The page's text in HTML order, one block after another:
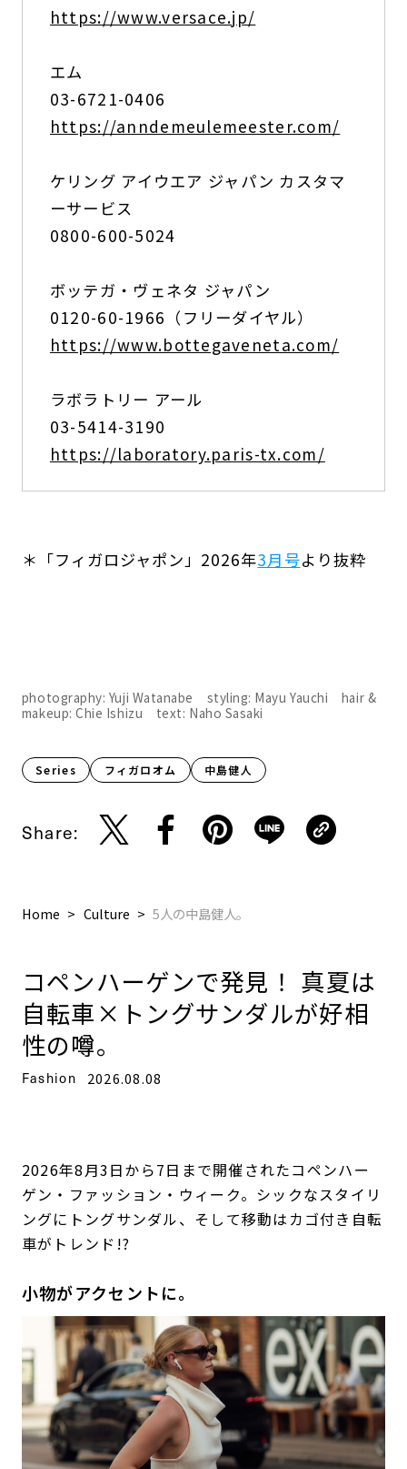
https://www.versace.jp/
エム
03-6721-0406
https://anndemeulemeester.com/
ケリング アイウエア ジャパン カスタマ
ーサービス
0800-600-5024
ボッテガ・ヴェネタ ジャパン
0120-60-1966（フリーダイヤル）
https://www.bottegaveneta.com/
ラボラトリー アール
03-5414-3190
https://laboratory.paris-tx.com/
＊「フィガロジャポン」2026年3月号より抜粋
photography: Yuji Watanabe styling: Mayu Yauchi hair &
makeup: Chie Ishizu text: Naho Sasaki
Series フィガロオム 中島健人
Share:
Home Culture 5人の中島健人。
コペンハーゲンで発見！ 真夏は
自転車×トングサンダルが好相
性の噂。
Fashion 2026.08.08
2026年8月3日から7日まで開催されたコペンハー
ゲン・ファッション・ウィーク。シックなスタイリ
ングにトングサンダル、そして移動はカゴ付き自転
車がトレンド!?
小物がアクセントに。